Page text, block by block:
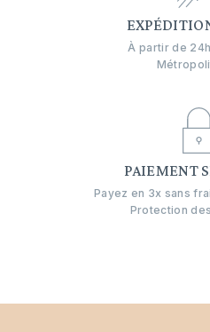
À partir de
PAIEMENT
Payez en 3x sans
Protection